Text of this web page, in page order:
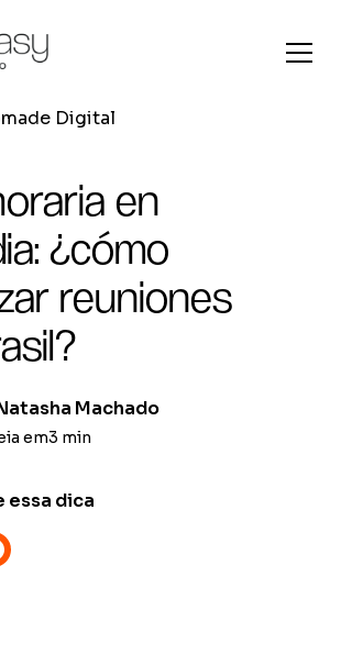
Digital
en
¿cómo
reuniones
Machado
em3 min
essa dica